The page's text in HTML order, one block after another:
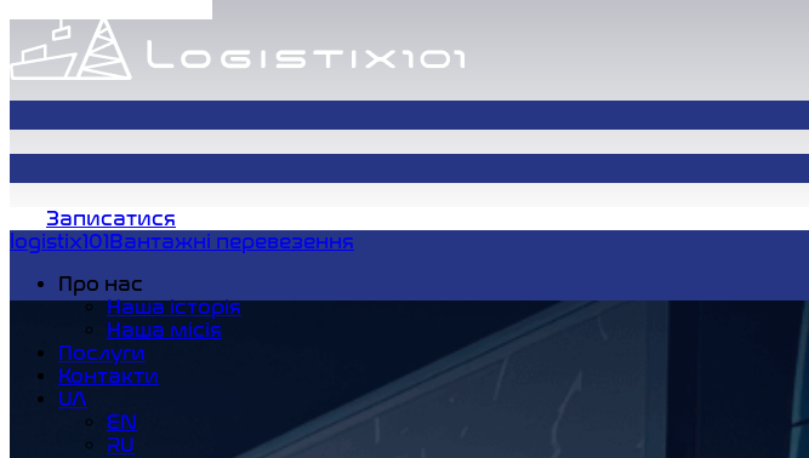
Записатися
logistix101Вантажні перевезення
Про нас
Наша історія
Наша місія
Послуги
Контакти
UA
EN
RU